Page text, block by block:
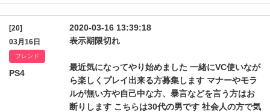
[20]
03月16日
フレンド
PS4
2020-03-16 13:39:18
表示期限切れ
最近気になってやり始めました 一緒にVC使いなが
ら楽しくプレイ出来る方募集します マナーやモラ
ルが無い方や自己中な方、暴言などを言う方はお
断りします こちらは30代の男です 社会人の方で気